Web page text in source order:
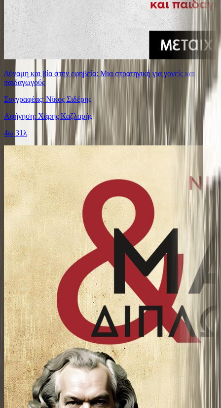
Δύναμη και βία στην εφηβεία: Μια στρατηγική για γονείς και
παιδαγωγούς
Συγγραφέας: Νίκος Σιδέρης
Αφήγηση: Χάρης Καζλαρής
4ω 31λ